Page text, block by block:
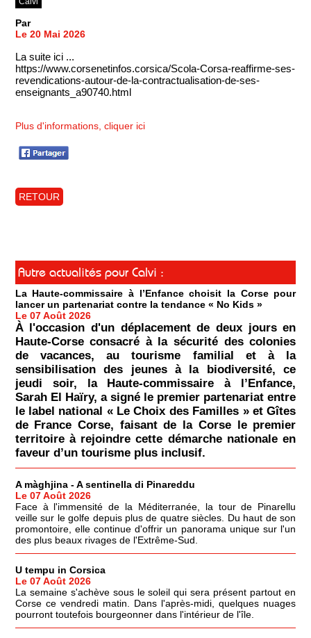
Par
Le 20 Mai 2026
La suite ici ...
https://www.corsenetinfos.corsica/Scola-Corsa-reaffirme-ses-
revendications-autour-de-la-contractualisation-de-ses-
enseignants_a90740.html
Plus d'informations, cliquer ici
RETOUR
Autre actualités pour Calvi :
La Haute-commissaire à l’Enfance choisit la Corse pour
lancer un partenariat contre la tendance « No Kids »
Le 07 Août 2026
À l'occasion d'un déplacement de deux jours en
Haute-Corse consacré à la sécurité des colonies
de vacances, au tourisme familial et à la
sensibilisation des jeunes à la biodiversité, ce
jeudi soir, la Haute-commissaire à l’Enfance,
Sarah El Haïry, a signé le premier partenariat entre
le label national « Le Choix des Familles » et Gîtes
de France Corse, faisant de la Corse le premier
territoire à rejoindre cette démarche nationale en
faveur d’un tourisme plus inclusif.
A màghjina - A sentinella di Pinareddu
Le 07 Août 2026
Face à l'immensité de la Méditerranée, la tour de Pinarellu
veille sur le golfe depuis plus de quatre siècles. Du haut de son
promontoire, elle continue d'offrir un panorama unique sur l'un
des plus beaux rivages de l'Extrême-Sud.
U tempu in Corsica
Le 07 Août 2026
La semaine s'achève sous le soleil qui sera présent partout en
Corse ce vendredi matin. Dans l'après-midi, quelques nuages
pourront toutefois bourgeonner dans l'intérieur de l'île.